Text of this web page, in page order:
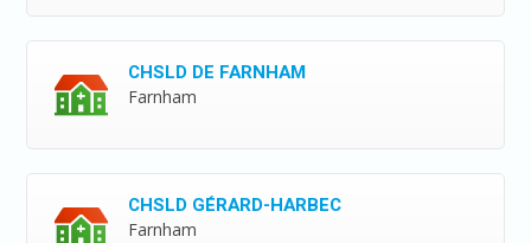
CHSLD DE FARNHAM
Farnham
CHSLD GÉRARD-HARBEC
Farnham